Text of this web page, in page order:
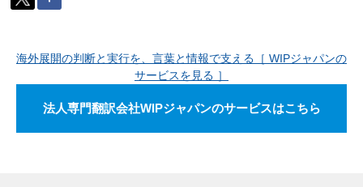
海外展開の判断と実行を、言葉と情報で支える［ WIPジャパンの
サービスを見る ］
法人専門翻訳会社WIPジャパンのサービスはこちら